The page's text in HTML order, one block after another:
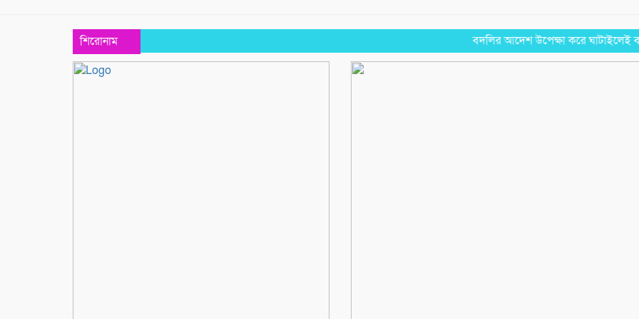
শিরোনাম বদলির আদেশ উপেক্ষা করে ঘাটাইলেই বহাল